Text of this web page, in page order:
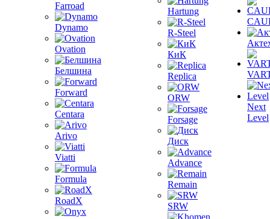
Farroad
Dynamo
Ovation
Белшина
Forward
Centara
Arivo
Viatti
Formula
RoadX
Hartung
R-Steel
КиК
Replica
ORW
Forsage
Диск
Advance
Remain
SRW
Next
Level